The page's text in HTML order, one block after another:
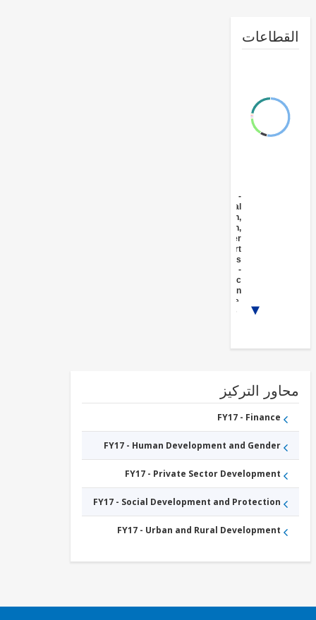
Agricultural
Extension,
Research,
and Other
Activities
Administration
- Agriculture,
Fishing &
FY17 -
Renewable
Energy
Biomass
Energy
Geothermal
Renewable
Energy
Solar
Energy
Agricultural
التركيز
FY17 - Finance
FY17 - Human Development and Gender
FY17 - Private Sector Development
FY17 - Social Development and Protection
FY17 - Urban and Rural Development